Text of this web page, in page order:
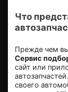
Что
Прежде чем
Сервис
сайт или
своего